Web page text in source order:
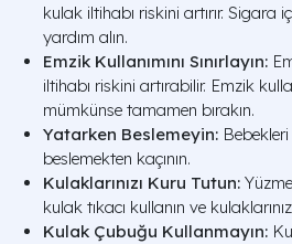
kulak iltihabı riskini artırır. Sigara
yardım alın.
Emzik Kullanımını Sınırlayın:
iltihabı riskini artırabilir. Emzik
mümkünse tamamen bırakın.
Yatarken Beslemeyin:
beslemekten kaçının.
Kulaklarınızı Kuru Tutun:
kulak tıkacı kullanın ve
Kulak Çubuğu Kullanmayın: